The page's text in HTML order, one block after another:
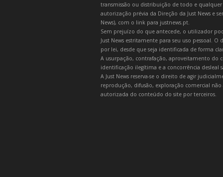
transmissão ou distribuição de todo e
autorização prévia da Direção da Just News e
News), com o link para justnews.pt.
Sem prejuízo do que antecede, o utilizador
Just News estritamente para seu uso pessoal.
por lei, desde que seja identificada de forma
A usurpação, contrafação, aproveitamento do
identificação ilegítima e a concorrência desleal
A Just News reserva-se o direito de agir
reprodução, difusão, exploração comercial
autorizada do conteúdo do site por terceiros.